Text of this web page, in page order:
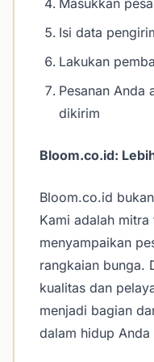
Masukkan
Isi data
Lakukan
Pesanan Anda
dikirim
Bloom.co.id:
Bloom.co.id
Kami adalah
menyampaikan
rangkaian bunga.
kualitas dan
menjadi bagian
dalam hidup